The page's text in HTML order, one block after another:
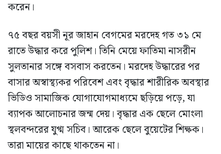
করেন।
৭৫ বছর বয়সী নূর জাহান বেগমের মরদেহ গত ৩১ মে
রাতে উদ্ধার করে পুলিশ। তিনি মেয়ে ফাতিমা নাসরীন
সুলতানার সঙ্গে বসবাস করতেন। মরদেহ উদ্ধারের পর
বাসার অস্বাস্থ্যকর পরিবেশ এবং বৃদ্ধার শারীরিক অবস্থার
ভিডিও সামাজিক যোগাযোগমাধ্যমে ছড়িয়ে পড়ে, যা
ব্যাপক আলোচনার জন্ম দেয়। বৃদ্ধার এক ছেলে মোংলা
স্থলবন্দরের যুগ্ম সচিব। আরেক ছেলে বুয়েটের শিক্ষক।
তারা মায়ের কাছে থাকতেন না।